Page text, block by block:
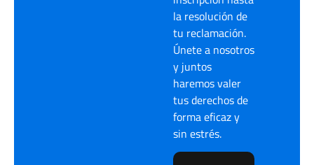
la resolución de
tu reclamación.
Únete a nosotros
y juntos
haremos valer
tus derechos de
forma eficaz y
sin estrés.